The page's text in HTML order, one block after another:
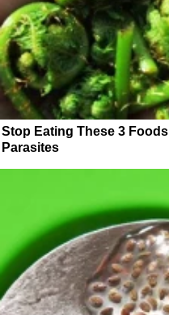
Stop Eating These 3
Parasites